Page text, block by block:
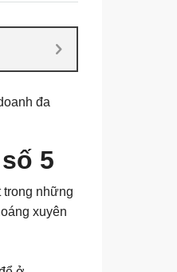
đa
5
trong những
xuyên